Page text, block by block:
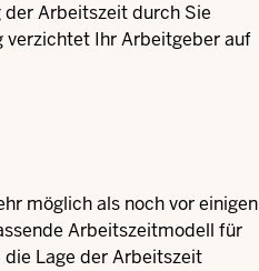
Arbeitszeit durch Sie
verzichtet Ihr Arbeitgeber auf
möglich als noch vor einigen
Arbeitszeitmodell für
die Lage der Arbeitszeit